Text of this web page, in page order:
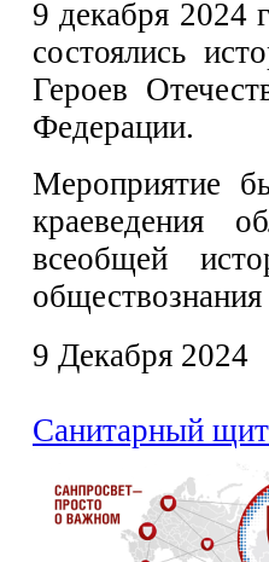
9 декабря 2024
состоялись
Героев
Федерации.
Мероприятие
краеведения
всеобщей
9 Декабря 2024
Cанитарный